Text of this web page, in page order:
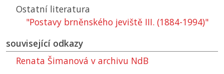
Ostatní literatura
"Postavy brněnského jeviště III. (1884-1994)"
související odkazy
Renata Šimanová v archivu NdB